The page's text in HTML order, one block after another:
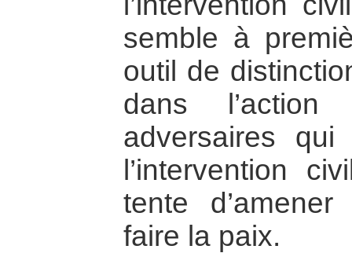
semble à
outil de
dans l’action
adversaires qui
l’intervention
tente
faire la paix.